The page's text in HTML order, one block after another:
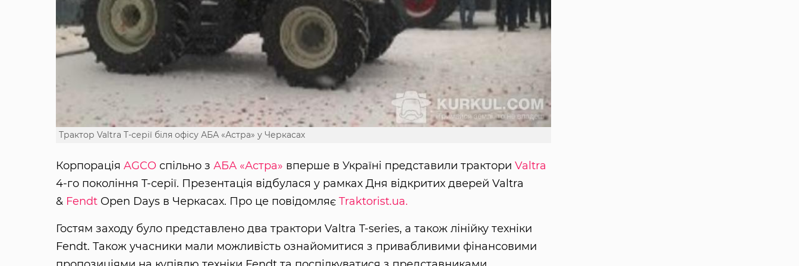
Трактор Valtra T-серії біля офісу АБА «Астра» у Черкасах
Корпорація AGCOспільно з АБА «Астра» вперше в Україні представили трактори Valtra
4-го покоління T-серії. Презентація відбулася у рамках Дня відкритих дверей Valtra
& FendtOpen Days в Черкасах. Про це повідомляє Traktorist.ua.
Гостям заходу було представлено два трактори Valtra T-series, а також лінійку техніки
Fendt. Також учасники мали можливість ознайомитися з привабливими фінансовими